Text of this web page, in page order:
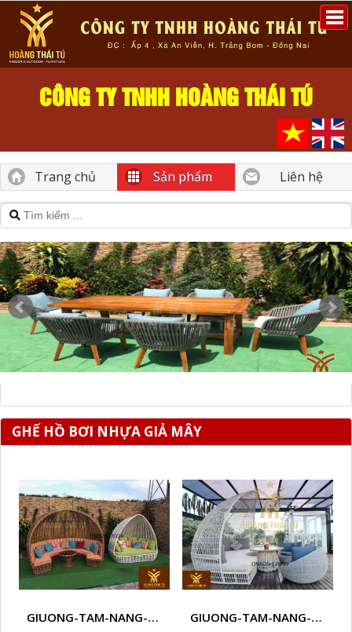
CÔNG TY TNHH HOÀNG THÁI TÚ
Trang chủ Sản phẩm Liên hệ
GHẾ HỒ BƠI NHỰA GIẢ MÂY
GIUONG-TAM-NANG-GHE-HO-BOI-NHUA-GIA-MAY-NGOAI-TROI-D24 GIUONG-TAM-NANG-GHE-HO-BOI-NHUA-GIA-MAY-NGOAI-TROI-D25